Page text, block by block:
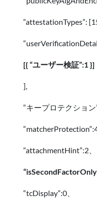
“attestationTypes”:
[{ “ユーザー検証”:1 }]
],
“キープロテクション
“matcherProtection”:4
“attachmentHint”:2、
“tcDisplay”:0、